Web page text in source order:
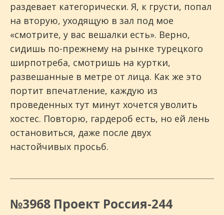
раздевает категорически. Я, к грусти, попал
на вторую, уходящую в зал под мое
«смотрите, у вас вешалки есть». Верно,
сидишь по-прежнему на рынке турецкого
ширпотреба, смотришь на куртки,
развешанные в метре от лица. Как же это
портит впечатление, каждую из
проведенных тут минут хочется уволить
хостес. Повторю, гардероб есть, но ей лень
остановиться, даже после двух
настойчивых просьб.
№3968 Проект Россия-244